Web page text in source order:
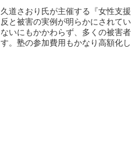
久道さおり氏が主催する『女性支
反と被害の実例が明らかにされて
ないにもかかわらず、多くの被害
す。塾の参加費用もかなり高額化